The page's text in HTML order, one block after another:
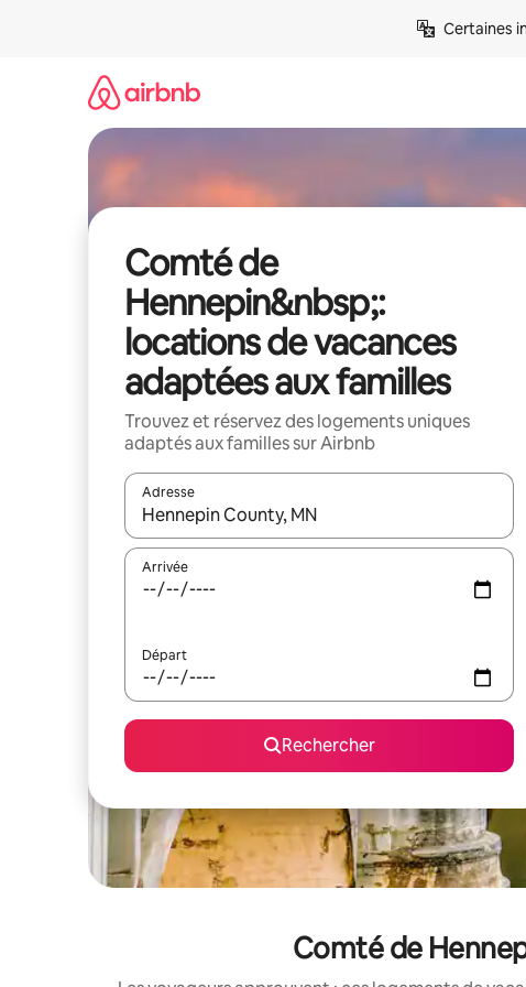
Certaines
Comté de
Hennepin&nbsp;:
locations de vacances
adaptées aux familles
Trouvez et réservez des logements uniques
adaptés aux familles sur Airbnb
Adresse
Lorsque les résultats s'affichent, utilisez les flèches
Arrivée
Départ
Rechercher
Comté de